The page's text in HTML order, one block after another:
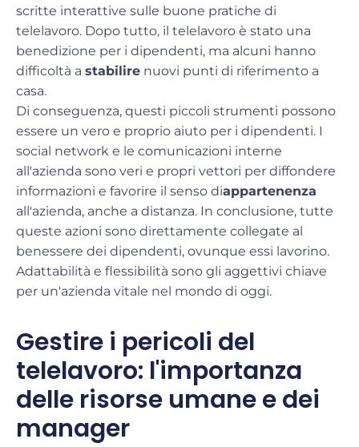
scritte interattive sulle buone pratiche di
telelavoro. Dopo tutto, il telelavoro è stato una
benedizione per i dipendenti, ma alcuni hanno
difficoltà a stabilire nuovi punti di riferimento a
casa.
Di conseguenza, questi piccoli strumenti possono
essere un vero e proprio aiuto per i dipendenti. I
social network e le comunicazioni interne
all'azienda sono veri e propri vettori per diffondere
informazioni e favorire il senso diappartenenza
all'azienda, anche a distanza. In conclusione, tutte
queste azioni sono direttamente collegate al
benessere dei dipendenti, ovunque essi lavorino.
Adattabilità e flessibilità sono gli aggettivi chiave
per un'azienda vitale nel mondo di oggi.
Gestire i pericoli del
telelavoro: l'importanza
delle risorse umane e dei
manager